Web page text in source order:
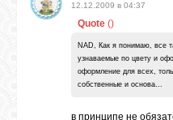
12.12.2009 в 04:37
Quote ()
NAD, Как я понимаю, все
узнаваемые по цвету и
оформление для всех,
собственные и основа...
в принципе не